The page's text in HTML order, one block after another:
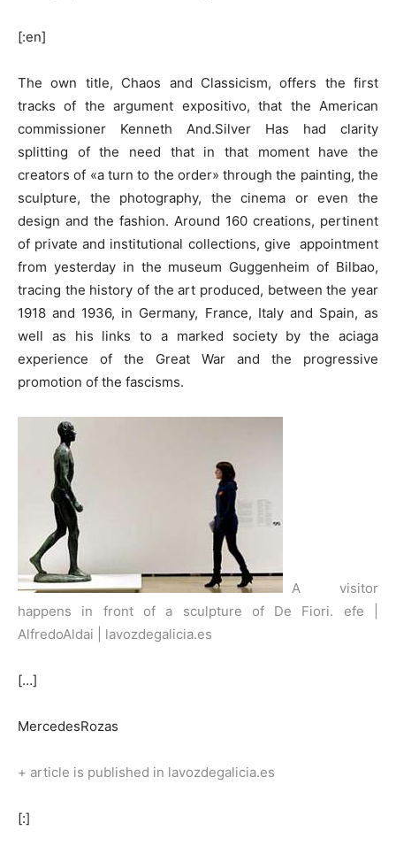
[:en]
The own title, Chaos and Classicism, offers the first
tracks of the argument expositivo, that the American
commissioner Kenneth And.Silver Has had clarity
splitting of the need that in that moment have the
creators of «a turn to the order» through the painting, the
sculpture, the photography, the cinema or even the
design and the fashion. Around 160 creations, pertinent
of private and institutional collections, give appointment
from yesterday in the museum Guggenheim of Bilbao,
tracing the history of the art produced, between the year
1918 and 1936, in Germany, France, Italy and Spain, as
well as his links to a marked society by the aciaga
experience of the Great War and the progressive
promotion of the fascisms.
A visitor
happens in front of a sculpture of De Fiori. efe |
AlfredoAldai | lavozdegalicia.es
[…]
MercedesRozas
+ article is published in lavozdegalicia.es
[:]